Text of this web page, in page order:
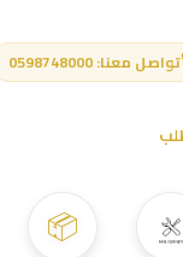
تواصل معنا: 0598748000
📦